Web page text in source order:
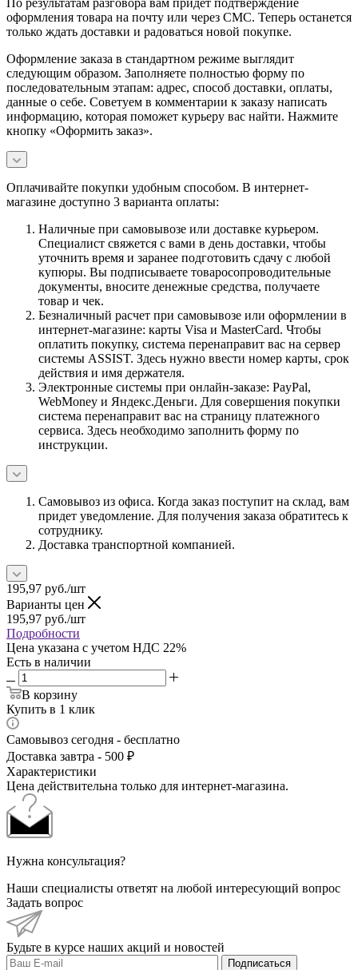
оформления товара на почту или через СМС. Теперь останется
только ждать доставки и радоваться новой покупке.
Оформление заказа в стандартном режиме выглядит
следующим образом. Заполняете полностью форму по
последовательным этапам: адрес, способ доставки, оплаты,
данные о себе. Советуем в комментарии к заказу написать
информацию, которая поможет курьеру вас найти. Нажмите
кнопку «Оформить заказ».
Оплачивайте покупки удобным способом. В интернет-
магазине доступно 3 варианта оплаты:
Наличные при самовывозе или доставке курьером.
Специалист свяжется с вами в день доставки, чтобы
уточнить время и заранее подготовить сдачу с любой
купюры. Вы подписываете товаросопроводительные
документы, вносите денежные средства, получаете
товар и чек.
Безналичный расчет при самовывозе или оформлении в
интернет-магазине: карты Visa и MasterCard. Чтобы
оплатить покупку, система перенаправит вас на сервер
системы ASSIST. Здесь нужно ввести номер карты, срок
действия и имя держателя.
Электронные системы при онлайн-заказе: PayPal,
WebMoney и Яндекс.Деньги. Для совершения покупки
система перенаправит вас на страницу платежного
сервиса. Здесь необходимо заполнить форму по
инструкции.
Самовывоз из офиса. Когда заказ поступит на склад, вам
придет уведомление. Для получения заказа обратитесь к
сотруднику.
Доставка транспортной компанией.
195,97 руб./шт
Варианты цен
195,97 руб./шт
Подробности
Цена указана с учетом НДС 22%
Есть в наличии
В корзину
Купить в 1 клик
Самовывоз сегодня - бесплатно
Доставка завтра - 500 ₽
Характеристики
Цена действительна только для интернет-магазина.
Нужна консультация?
Наши специалисты ответят на любой интересующий вопрос
Задать вопрос
Будьте в курсе наших акций и новостей
Подписаться